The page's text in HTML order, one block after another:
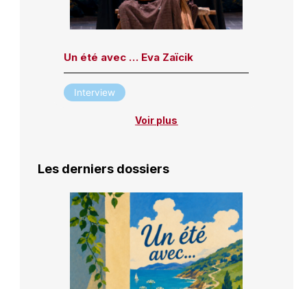
Un été avec … Eva Zaïcik
Interview
Voir plus
Les derniers dossiers